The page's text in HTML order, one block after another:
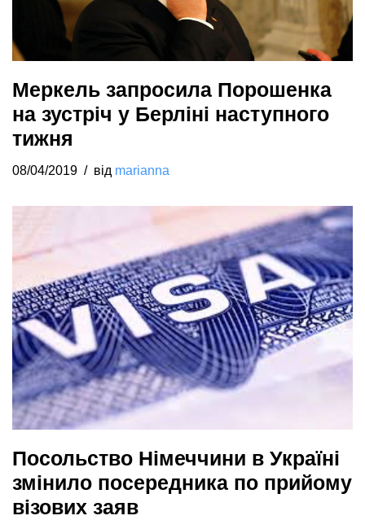
Меркель запросила Порошенка
на зустріч у Берліні наступного
тижня
08/04/2019 від marianna
Посольство Німеччини в Україні
змінило посередника по прийому
візових заяв